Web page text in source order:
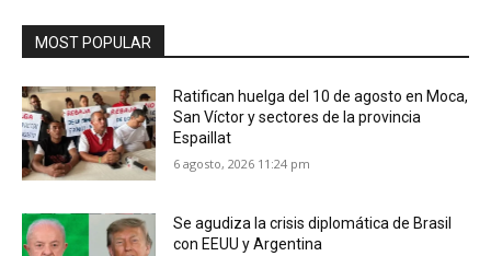
MOST POPULAR
Ratifican huelga del 10 de agosto en Moca,
San Víctor y sectores de la provincia
Espaillat
6 agosto, 2026 11:24 pm
Se agudiza la crisis diplomática de Brasil
con EEUU y Argentina